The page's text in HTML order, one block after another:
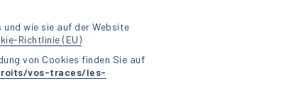
wie sie auf der Website
Richtlinie (EU)
von Cookies finden Sie auf
vos-traces/les-